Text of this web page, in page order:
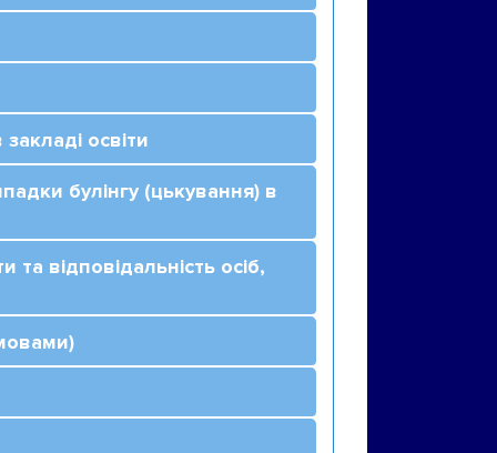
освіти
булінгу (цькування) в
відповідальність осіб,